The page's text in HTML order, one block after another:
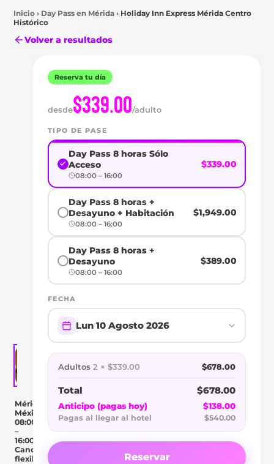
Inicio › Day Pass en Mérida › Holiday Inn Express Mérida Centro
Histórico
Volver a resultados
DAY
PASS
HOLIDAY
EXPRESS
MÉRIDA
CENTRO
HISTÓRICO
Mérida,
México
08:00
–
16:00
Cancelación
flexible
Reserva tu día
desde$339.00/adulto
TIPO DE PASE
Day Pass 8 horas Sólo
Acceso
08:00 – 16:00
$339.00
Day Pass 8 horas +
Desayuno + Habitación
08:00 – 16:00
$1,949.00
Day Pass 8 horas +
Desayuno
08:00 – 16:00
$389.00
FECHA
Lun 10 Agosto 2026
Adultos 2 × $339.00 $678.00
Total $678.00
Anticipo (pagas hoy) $138.00
Pagas al llegar al hotel $540.00
Reservar